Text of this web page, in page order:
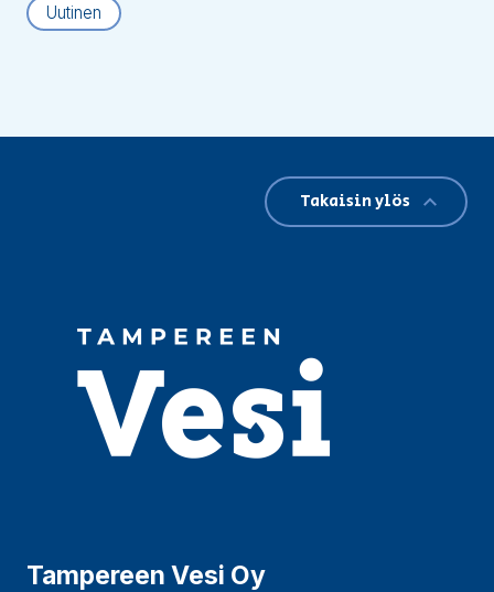
Uutinen
Tampereen Vesi Oy
Takaisin ylös